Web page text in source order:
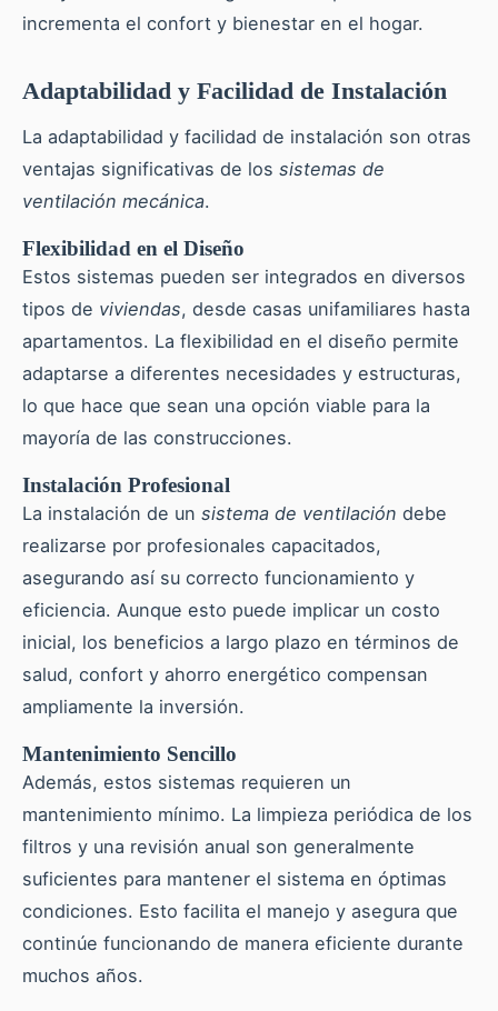
incrementa el confort y bienestar en el hogar.
Adaptabilidad y Facilidad de Instalación
La adaptabilidad y facilidad de instalación son otras
ventajas significativas de los sistemas de
ventilación mecánica.
Flexibilidad en el Diseño
Estos sistemas pueden ser integrados en diversos
tipos de viviendas, desde casas unifamiliares hasta
apartamentos. La flexibilidad en el diseño permite
adaptarse a diferentes necesidades y estructuras,
lo que hace que sean una opción viable para la
mayoría de las construcciones.
Instalación Profesional
La instalación de un sistema de ventilación debe
realizarse por profesionales capacitados,
asegurando así su correcto funcionamiento y
eficiencia. Aunque esto puede implicar un costo
inicial, los beneficios a largo plazo en términos de
salud, confort y ahorro energético compensan
ampliamente la inversión.
Mantenimiento Sencillo
Además, estos sistemas requieren un
mantenimiento mínimo. La limpieza periódica de los
filtros y una revisión anual son generalmente
suficientes para mantener el sistema en óptimas
condiciones. Esto facilita el manejo y asegura que
continúe funcionando de manera eficiente durante
muchos años.